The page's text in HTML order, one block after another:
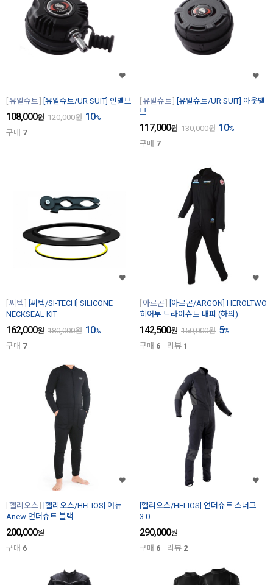
유알슈트 [유알슈트/UR SUIT] 인밸브
108,000원 120,000원 10%
구매 7
유알슈트
[유알슈트/UR SUIT] 아웃밸
브
117,000원 130,000원 10%
구매 7
씨텍
[씨텍/SI-TECH] SILICONE
NECKSEAL KIT
162,000원 180,000원 10%
구매 7
아르곤
[아르곤/ARGON] HEROLTWO
히어투 드라이슈트 내피 (하의)
142,500원 150,000원 5%
구매 6 리뷰 1
헬리오스
[헬리오스/HELIOS] 어뉴
Anew 언더슈트 블랙
200,000원
구매 6
[헬리오스/HELIOS] 언더슈트 스너그
3.0
290,000원
구매 6 리뷰 2